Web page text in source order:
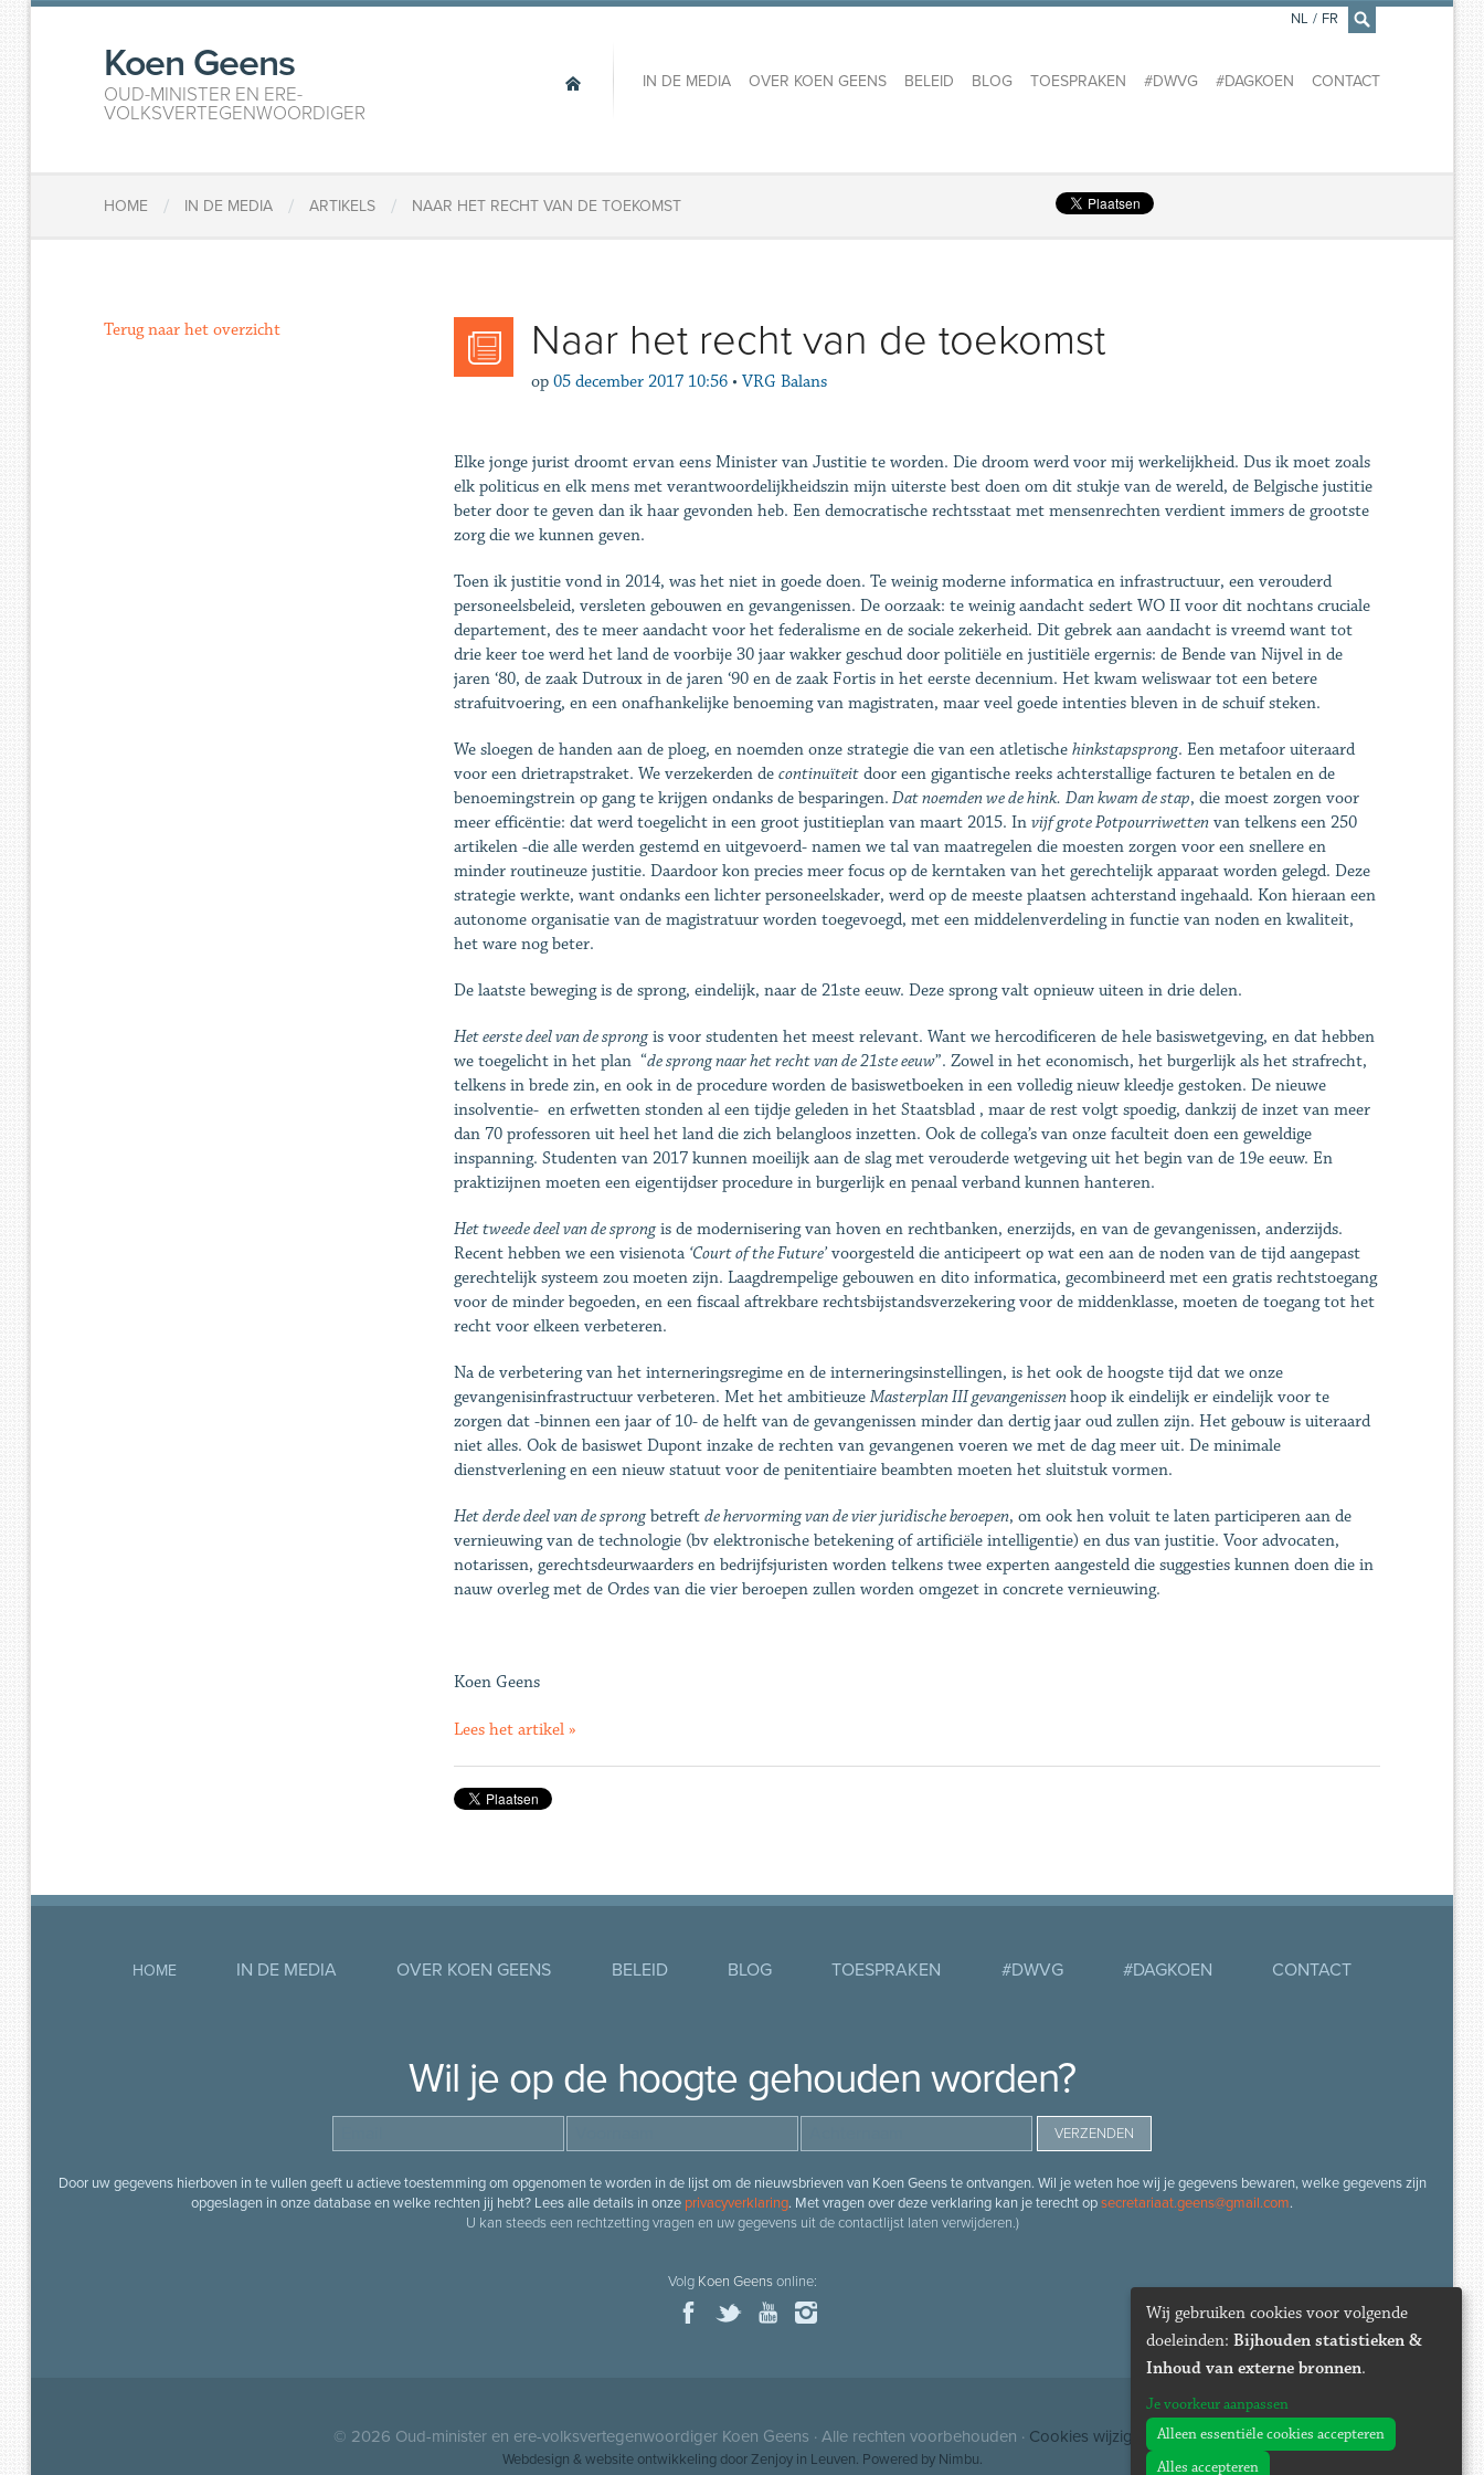
×
Koen Geens
OUD-MINISTER EN ERE-
VOLKSVERTEGENWOORDIGER
IN DE MEDIA OVER KOEN GEENS BELEID BLOG TOESPRAKEN #DWVG #DAGKOEN CONTACT
NL / FR
HOME / IN DE MEDIA / ARTIKELS / NAAR HET RECHT VAN DE TOEKOMST
Naar het recht van de toekomst
op 05 december 2017 10:56 • VRG Balans
Elke jonge jurist droomt ervan eens Minister van Justitie te worden. Die droom werd voor mij werkelijkheid. Dus ik moet zoals
elk politicus en elk mens met verantwoordelijkheidszin mijn uiterste best doen om dit stukje van de wereld, de Belgische justitie
beter door te geven dan ik haar gevonden heb. Een democratische rechtsstaat met mensenrechten verdient immers de grootste
zorg die we kunnen geven.
Toen ik justitie vond in 2014, was het niet in goede doen. Te weinig moderne informatica en infrastructuur, een verouderd
personeelsbeleid, versleten gebouwen en gevangenissen. De oorzaak: te weinig aandacht sedert WO II voor dit nochtans cruciale
departement, des te meer aandacht voor het federalisme en de sociale zekerheid. Dit gebrek aan aandacht is vreemd want tot
drie keer toe werd het land de voorbije 30 jaar wakker geschud door politiële en justitiële ergernis: de Bende van Nijvel in de
jaren ‘80, de zaak Dutroux in de jaren ‘90 en de zaak Fortis in het eerste decennium. Het kwam weliswaar tot een betere
strafuitvoering, en een onafhankelijke benoeming van magistraten, maar veel goede intenties bleven in de schuif steken.
We sloegen de handen aan de ploeg, en noemden onze strategie die van een atletische hinkstapsprong. Een metafoor uiteraard
voor een drietrapstraket. We verzekerden de continuïteitdoor een gigantische reeks achterstallige facturen te betalen en de
benoemingstrein op gang te krijgen ondanks de besparingen. Dat noemden we de hink. Dan kwam de stap, die moest zorgen voor
meer efficëntie: dat werd toegelicht in een groot justitieplan van maart 2015. In vijf grote Potpourriwettenvan telkens een 250
artikelen -die alle werden gestemd en uitgevoerd- namen we tal van maatregelen die moesten zorgen voor een snellere en
minder routineuze justitie. Daardoor kon precies meer focus op de kerntaken van het gerechtelijk apparaat worden gelegd. Deze
strategie werkte, want ondanks een lichter personeelskader, werd op de meeste plaatsen achterstand ingehaald. Kon hieraan een
autonome organisatie van de magistratuur worden toegevoegd, met een middelenverdeling in functie van noden en kwaliteit,
het ware nog beter.
De laatste beweging is de sprong, eindelijk, naar de 21ste eeuw. Deze sprong valt opnieuw uiteen in drie delen.
Het eerste deel van de sprongis voor studenten het meest relevant. Want we hercodificeren de hele basiswetgeving, en dat hebben
we toegelicht in het plan “de sprong naar het recht van de 21ste eeuw”. Zowel in het economisch, het burgerlijk als het strafrecht,
telkens in brede zin, en ook in de procedure worden de basiswetboeken in een volledig nieuw kleedje gestoken. De nieuwe
insolventie- en erfwetten stonden al een tijdje geleden in het Staatsblad , maar de rest volgt spoedig, dankzij de inzet van meer
dan 70 professoren uit heel het land die zich belangloos inzetten. Ook de collega’s van onze faculteit doen een geweldige
inspanning. Studenten van 2017 kunnen moeilijk aan de slag met verouderde wetgeving uit het begin van de 19e eeuw. En
praktizijnen moeten een eigentijdser procedure in burgerlijk en penaal verband kunnen hanteren.
Het tweede deel van de sprongis de modernisering van hoven en rechtbanken, enerzijds, en van de gevangenissen, anderzijds.
Recent hebben we een visienota ‘Court of the Future’voorgesteld die anticipeert op wat een aan de noden van de tijd aangepast
gerechtelijk systeem zou moeten zijn. Laagdrempelige gebouwen en dito informatica, gecombineerd met een gratis rechtstoegang
voor de minder begoeden, en een fiscaal aftrekbare rechtsbijstandsverzekering voor de middenklasse, moeten de toegang tot het
recht voor elkeen verbeteren.
Na de verbetering van het interneringsregime en de interneringsinstellingen, is het ook de hoogste tijd dat we onze
gevangenisinfrastructuur verbeteren. Met het ambitieuze Masterplan III gevangenissenhoop ik eindelijk er eindelijk voor te
zorgen dat -binnen een jaar of 10- de helft van de gevangenissen minder dan dertig jaar oud zullen zijn. Het gebouw is uiteraard
niet alles. Ook de basiswet Dupont inzake de rechten van gevangenen voeren we met de dag meer uit. De minimale
dienstverlening en een nieuw statuut voor de penitentiaire beambten moeten het sluitstuk vormen.
Het derde deel van de sprongbetreft de hervorming van de vier juridische beroepen, om ook hen voluit te laten participeren aan de
vernieuwing van de technologie (bv elektronische betekening of artificiële intelligentie) en dus van justitie. Voor advocaten,
notarissen, gerechtsdeurwaarders en bedrijfsjuristen worden telkens twee experten aangesteld die suggesties kunnen doen die in
nauw overleg met de Ordes van die vier beroepen zullen worden omgezet in concrete vernieuwing.
Koen Geens
Lees het artikel »
Terug naar het overzicht
HOME IN DE MEDIA OVER KOEN GEENS BELEID BLOG TOESPRAKEN #DWVG #DAGKOEN CONTACT
Wil je op de hoogte gehouden worden?
Door uw gegevens hierboven in te vullen geeft u actieve toestemming om opgenomen te worden in de lijst om de nieuwsbrieven van Koen Geens te ontvangen. Wil je weten hoe wij je gegevens bewaren, welke gegevens zijn
opgeslagen in onze database en welke rechten jij hebt? Lees alle details in onze privacyverklaring. Met vragen over deze verklaring kan je terecht opsecretariaat.geens@gmail.com.
U kan steeds een rechtzetting vragen en uw gegevens uit de contactlijst laten verwijderen.)
Volg Koen Geensonline:
© 2026 Oud-minister en ere-volksvertegenwoordiger Koen Geens · Alle rechten voorbehouden · Cookies wijzigen
Webdesign &website ontwikkelingdoor Zenjoy in Leuven. Powered by Nimbu.
Wij gebruiken cookies voor volgende
doeleinden: Bijhouden statistieken &
Inhoud van externe bronnen.
Je voorkeur aanpassen
Alleen essentiële cookies accepteren
Alles accepteren